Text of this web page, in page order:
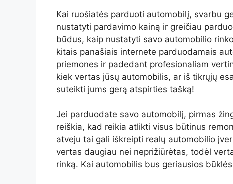
Kai ruošiatės parduoti automobilį, svarbu
nustatyti pardavimo kainą ir greičiau
būdus, kaip nustatyti savo automobilio
kitais panašiais internete parduodamais
priemones ir padedant profesionaliam
kiek vertas jūsų automobilis, ar iš tikrųjų
suteikti jums gerą atspirties tašką!
Jei parduodate savo automobilį, pirmas
reiškia, kad reikia atlikti visus būtinus
atveju tai gali iškreipti realų automobilio
vertas daugiau nei neprižiūrėtas, todėl
rinką. Kai automobilis bus geriausios